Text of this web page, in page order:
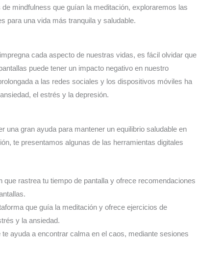
mindfulness que guían la meditación, exploraremos las
para una vida más tranquila y saludable.
cada aspecto de nuestras vidas, es fácil olvidar que
puede tener un impacto negativo en nuestro
a las redes sociales y los dispositivos móviles ha
el estrés y la depresión.
una gran ayuda para mantener un equilibrio saludable en
te presentamos algunas de las herramientas digitales
que rastrea tu tiempo de pantalla y ofrece recomendaciones
que guía la meditación y ofrece ejercicios de
y la ansiedad.
te ayuda a encontrar calma en el caos, mediante sesiones